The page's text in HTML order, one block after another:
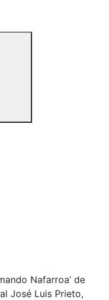
Nafarroa’ de
José Luis Prieto,